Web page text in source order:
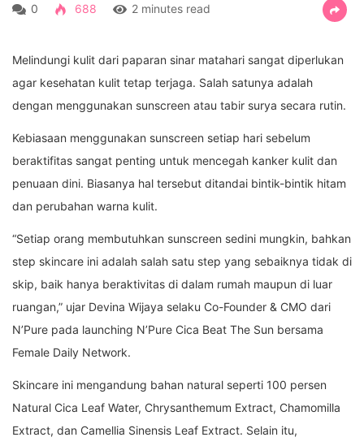
0 688 2 minutes read
Melindungi kulit dari paparan sinar matahari sangat diperlukan
agar kesehatan kulit tetap terjaga. Salah satunya adalah
dengan menggunakan sunscreen atau tabir surya secara rutin.
Kebiasaan menggunakan sunscreen setiap hari sebelum
beraktifitas sangat penting untuk mencegah kanker kulit dan
penuaan dini. Biasanya hal tersebut ditandai bintik-bintik hitam
dan perubahan warna kulit.
“Setiap orang membutuhkan sunscreen sedini mungkin, bahkan
step skincare ini adalah salah satu step yang sebaiknya tidak di
skip, baik hanya beraktivitas di dalam rumah maupun di luar
ruangan,” ujar Devina Wijaya selaku Co-Founder & CMO dari
N’Pure pada launching N’Pure Cica Beat The Sun bersama
Female Daily Network.
Skincare ini mengandung bahan natural seperti 100 persen
Natural Cica Leaf Water, Chrysanthemum Extract, Chamomilla
Extract, dan Camellia Sinensis Leaf Extract. Selain itu,